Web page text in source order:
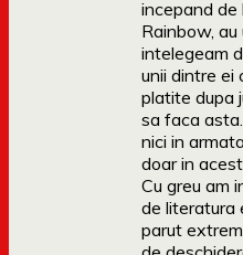
incepand de
Rainbow,
intelegeam
unii dintre ei
platite dupa
sa faca
nici in
doar in
Cu greu am
de literatura
parut